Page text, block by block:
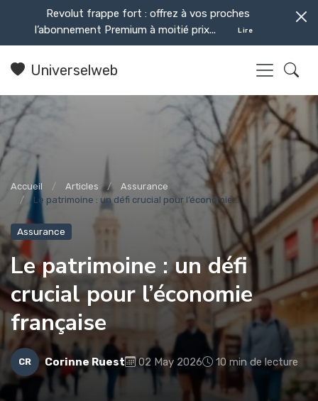
Revolut frappe fort : offrez à vos proches
l’abonnement Premium à moitié prix...
Lire
Universelweb
Accueil Articles
Assurance
Le patrimoine : un défi crucial pour l’économie...
Assurance
Le patrimoine : un défi
crucial pour l’économie
française
CR Corinne Ruest 02 May 2026 10 min de lecture